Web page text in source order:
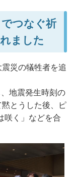
でつなぐ祈
ました
災の犠牲者を追
地震発生時刻の
とうした後、ピ
咲く」などを合